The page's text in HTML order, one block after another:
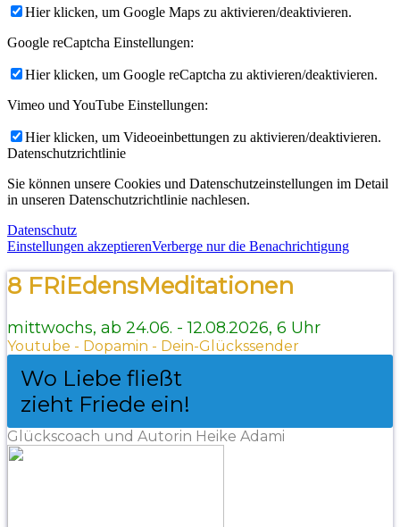
Hier klicken, um Google Maps zu aktivieren/deaktivieren.
Google reCaptcha Einstellungen:
Hier klicken, um Google reCaptcha zu aktivieren/deaktivieren.
Vimeo und YouTube Einstellungen:
Hier klicken, um Videoeinbettungen zu aktivieren/deaktivieren.
Datenschutzrichtlinie
Sie können unsere Cookies und Datenschutzeinstellungen im Detail
in unseren Datenschutzrichtlinie nachlesen.
Datenschutz
Einstellungen akzeptierenVerberge nur die Benachrichtigung
8 FRiEdensMeditationen
mittwochs, ab 24.06. - 12.08.2026, 6 Uhr
Youtube - Dopamin - Dein-Glückssender
Wo Liebe fließt
zieht Friede ein!
Glückscoach und Autorin Heike Adami